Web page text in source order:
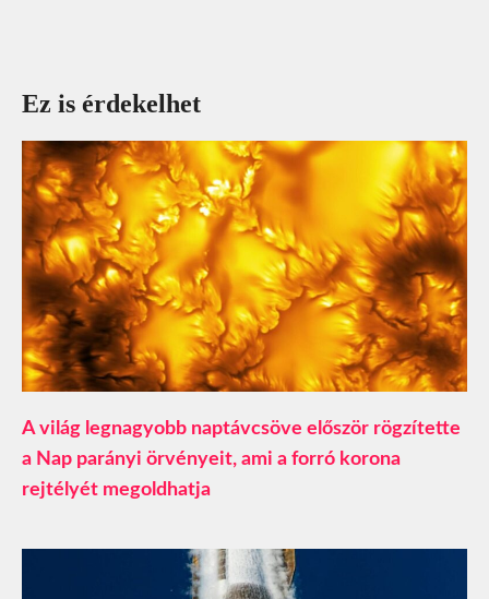
Ez is érdekelhet
A világ legnagyobb naptávcsöve először rögzítette
a Nap parányi örvényeit, ami a forró korona
rejtélyét megoldhatja